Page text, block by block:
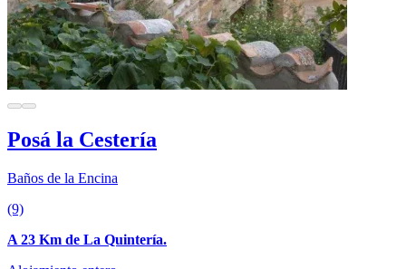
Posá la Cestería
Baños de la Encina
(9)
A 23 Km de La Quintería.